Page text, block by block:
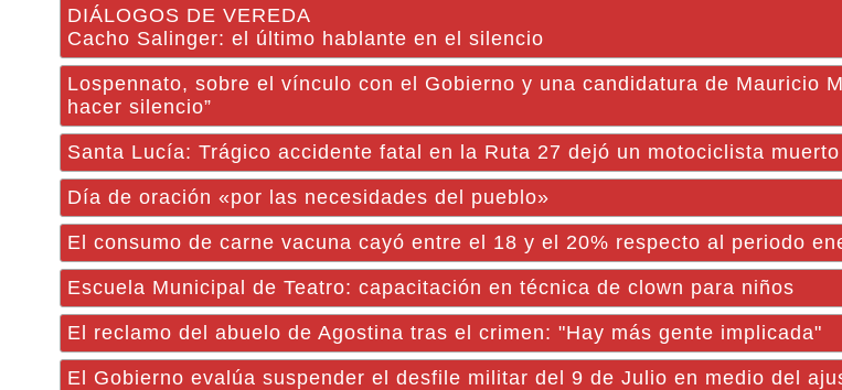
DIÁLOGOS DE VEREDA
Cacho Salinger: el último hablante en el silencio
Lospennato, sobre el vínculo con el Gobierno y una candidatura de Mauricio
hacer silencio”
Santa Lucía: Trágico accidente fatal en la Ruta 27 dejó un motociclista muerto
Día de oración «por las necesidades del pueblo»
El consumo de carne vacuna cayó entre el 18 y el 20% respecto al periodo
Escuela Municipal de Teatro: capacitación en técnica de clown para niños
El reclamo del abuelo de Agostina tras el crimen: "Hay más gente implicada"
El Gobierno evalúa suspender el desfile militar del 9 de Julio en medio del